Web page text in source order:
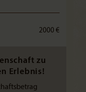
2000 €
zu
Erlebnis!